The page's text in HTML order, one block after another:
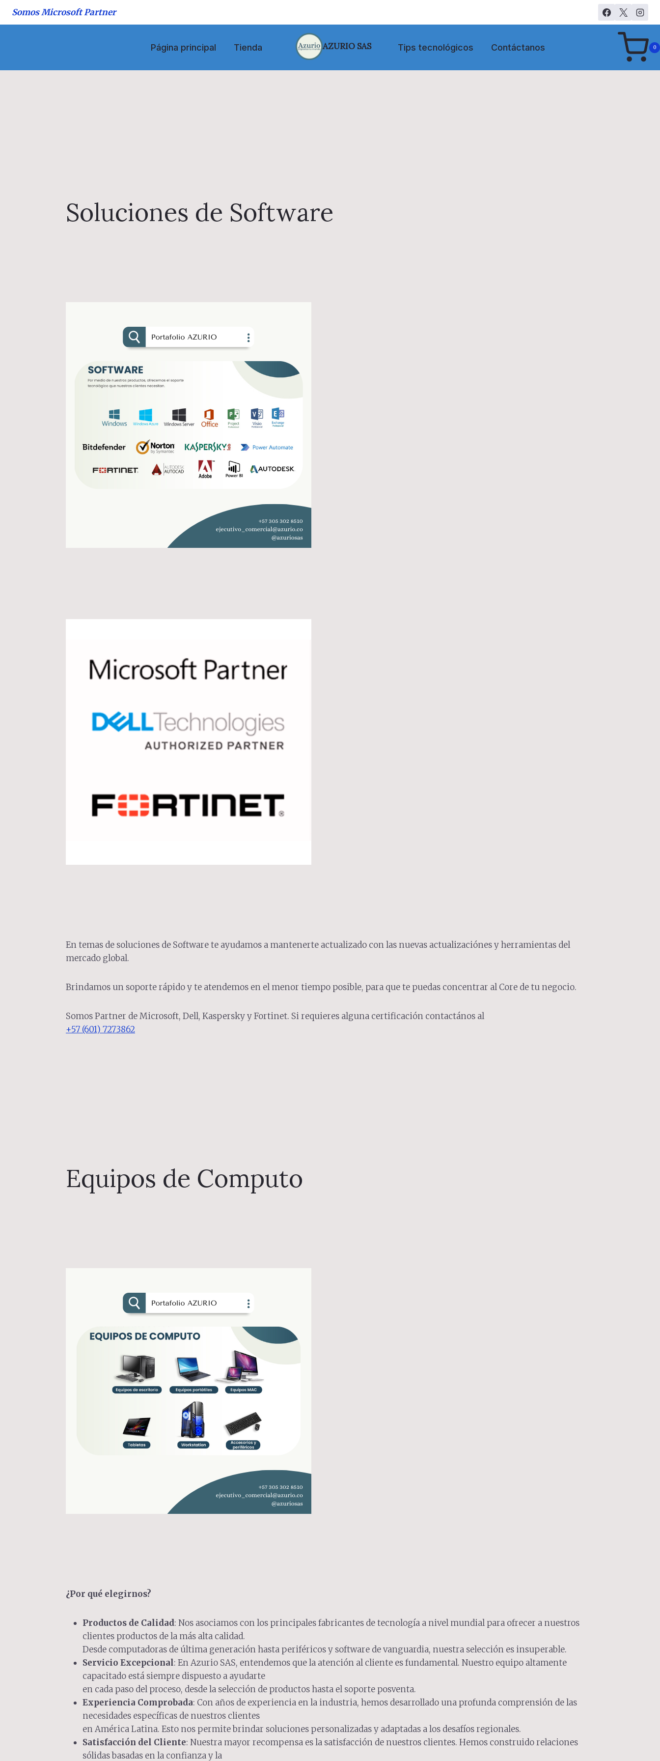
Somos Microsoft Partner
Página principal Tienda AZURIO SAS Tips tecnológicos Contáctanos 0
Soluciones de Software
En temas de soluciones de Software te ayudamos a mantenerte actualizado con las nuevas actualizaciónes y herramientas del
mercado global.
Brindamos un soporte rápido y te atendemos en el menor tiempo posible, para que te puedas concentrar al Core de tu negocio.
Somos Partner de Microsoft, Dell, Kaspersky y Fortinet. Si requieres alguna certificación contactános al
+57 (601) 7273862
Equipos de Computo
¿Por qué elegirnos?
Productos de Calidad: Nos asociamos con los principales fabricantes de tecnología a nivel mundial para ofrecer a nuestros
clientes productos de la más alta calidad.
Desde computadoras de última generación hasta periféricos y software de vanguardia, nuestra selección es insuperable.
Servicio Excepcional: En Azurio SAS, entendemos que la atención al cliente es fundamental. Nuestro equipo altamente
capacitado está siempre dispuesto a ayudarte
en cada paso del proceso, desde la selección de productos hasta el soporte posventa.
Experiencia Comprobada: Con años de experiencia en la industria, hemos desarrollado una profunda comprensión de las
necesidades específicas de nuestros clientes
en América Latina. Esto nos permite brindar soluciones personalizadas y adaptadas a los desafíos regionales.
Satisfacción del Cliente: Nuestra mayor recompensa es la satisfacción de nuestros clientes. Hemos construido relaciones
sólidas basadas en la confianza y la